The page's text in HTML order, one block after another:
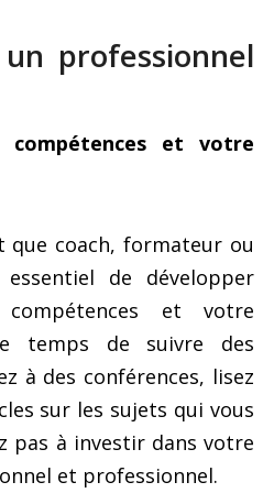
professionnel
compétences et votre
que coach, formateur ou
de développer
et votre
temps de suivre des
à des conférences, lisez
sur les sujets qui vous
pas à investir dans votre
et professionnel.